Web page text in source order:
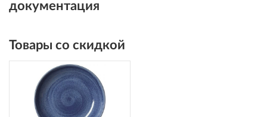
документация
Товары со скидкой